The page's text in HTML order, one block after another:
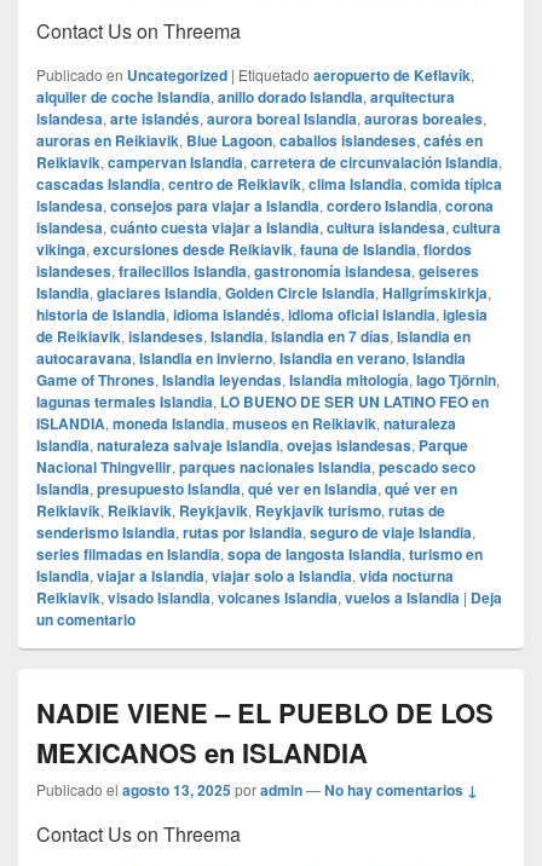
Contact Us on Threema
Publicado en Uncategorized | Etiquetado aeropuerto de Keflavík,
alquiler de coche Islandia, anillo dorado Islandia, arquitectura
islandesa, arte islandés, aurora boreal Islandia, auroras boreales,
auroras en Reikiavik, Blue Lagoon, caballos islandeses, cafés en
Reikiavik, campervan Islandia, carretera de circunvalación Islandia,
cascadas Islandia, centro de Reikiavik, clima Islandia, comida típica
islandesa, consejos para viajar a Islandia, cordero Islandia, corona
islandesa, cuánto cuesta viajar a Islandia, cultura islandesa, cultura
vikinga, excursiones desde Reikiavik, fauna de Islandia, fiordos
islandeses, frailecillos Islandia, gastronomía islandesa, geiseres
Islandia, glaciares Islandia, Golden Circle Islandia, Hallgrímskirkja,
historia de Islandia, idioma islandés, idioma oficial Islandia, iglesia
de Reikiavik, islandeses, Islandia, Islandia en 7 días, Islandia en
autocaravana, Islandia en invierno, Islandia en verano, Islandia
Game of Thrones, Islandia leyendas, Islandia mitología, lago Tjörnin,
lagunas termales Islandia, LO BUENO DE SER UN LATINO FEO en
ISLANDIA, moneda Islandia, museos en Reikiavik, naturaleza
Islandia, naturaleza salvaje Islandia, ovejas islandesas, Parque
Nacional Thingvellir, parques nacionales Islandia, pescado seco
Islandia, presupuesto Islandia, qué ver en Islandia, qué ver en
Reikiavik, Reikiavik, Reykjavik, Reykjavik turismo, rutas de
senderismo Islandia, rutas por Islandia, seguro de viaje Islandia,
series filmadas en Islandia, sopa de langosta Islandia, turismo en
Islandia, viajar a Islandia, viajar solo a Islandia, vida nocturna
Reikiavik, visado Islandia, volcanes Islandia, vuelos a Islandia | Deja
un comentario
NADIE VIENE – EL PUEBLO DE LOS
MEXICANOS en ISLANDIA
Publicado el agosto 13, 2025poradmin—No hay comentarios ↓
Contact Us on Threema